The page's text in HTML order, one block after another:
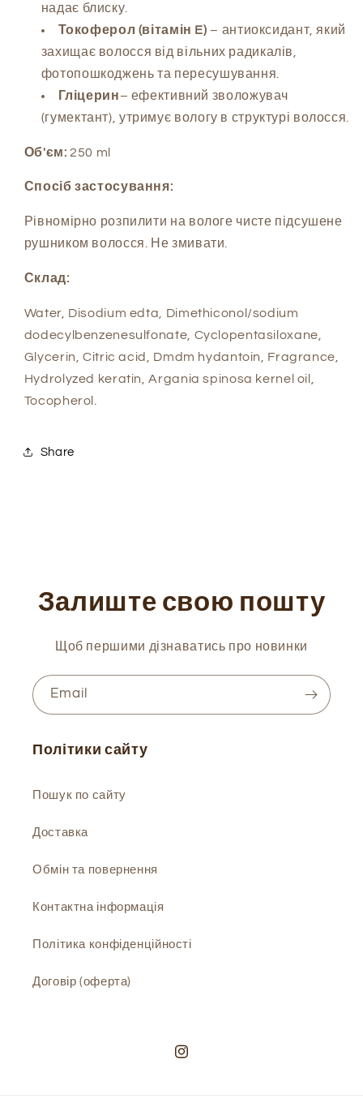
надає блиску.
Токоферол (вітамін E) – антиоксидант, який
захищає волосся від вільних радикалів,
фотопошкоджень та пересушування.
Гліцерин– ефективний зволожувач
(гумектант), утримує вологу в структурі волосся.
Об'єм:250 ml
Спосіб застосування:
Рівномірно розпилити на вологе чисте підсушене
рушником волосся. Не змивати.
Склад:
Water, Disodium edta, Dimethiconol/sodium
dodecylbenzenesulfonate, Cyclopentasiloxane,
Glycerin, Citric acid, Dmdm hydantoin, Fragrance,
Hydrolyzed keratin, Argania spinosa kernel oil,
Tocopherol.
Share
Залиште свою пошту
Щоб першими дізнаватись про новинки
Email
Політики сайту
Пошук по сайту
Доставка
Обмін та повернення
Контактна інформація
Політика конфіденційності
Договір (оферта)
Instagram